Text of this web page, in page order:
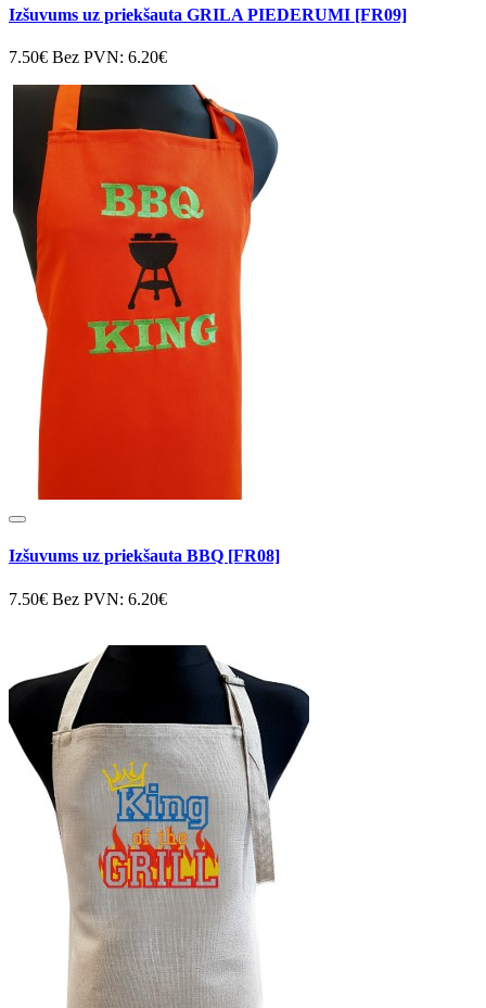
Izšuvums uz priekšauta GRILA PIEDERUMI [FR09]
7.50€ Bez PVN: 6.20€
Izšuvums uz priekšauta BBQ [FR08]
7.50€ Bez PVN: 6.20€